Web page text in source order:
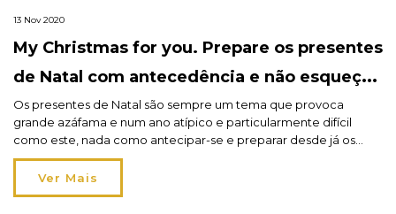
13 Nov 2020
My Christmas for you. Prepare os presentes
de Natal com antecedência e não esqueça
os seus mais queridos
Os presentes de Natal são sempre um tema que provoca
grande azáfama e num ano atípico e particularmente difícil
como este, nada como antecipar-se e preparar desde já os
seus presentes e lembranças para a família e para os amigos.
Aqueles que estão no pensamento, no coração, e que fazem
parte da nossa festa de […]
Ver Mais